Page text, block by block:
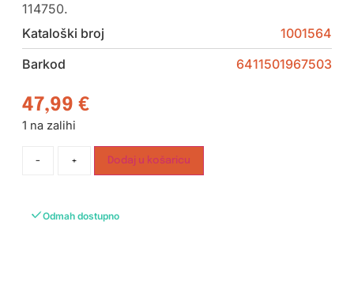
114750.
Kataloški broj
1001564
Barkod
6411501967503
47,99 €
1 na zalihi
- + Dodaj u košaricu
Odmah dostupno